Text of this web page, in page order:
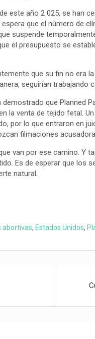
este año 2 025, se han
que el número de
suspende
el presupuesto se
que su fin no era
seguirían trabajando
que Planned
la venta de tejido fetal.
por lo que entraron en
filmaciones
van por ese camino. Y
Es de esperar que los
natural.
abortivas, Estados Unidos,